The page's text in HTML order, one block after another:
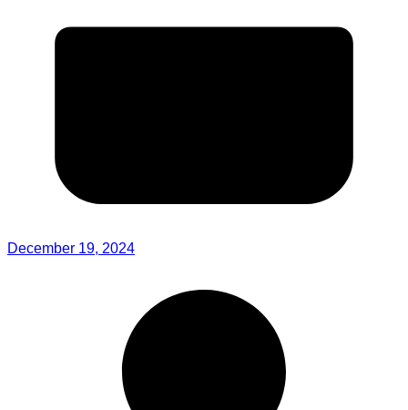
December 19, 2024